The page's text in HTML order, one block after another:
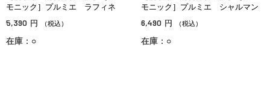
モニック］プルミエ ラフィネ
5,390 円 （税込）
在庫：○
モニック］プルミエ シャルマン
6,490 円 （税込）
在庫：○